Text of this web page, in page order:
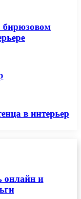
бирюзовом
в интерьер
онлайн и